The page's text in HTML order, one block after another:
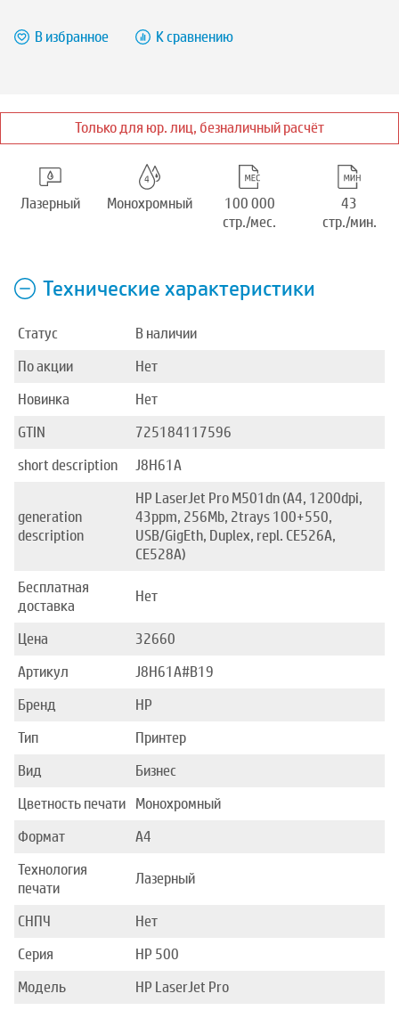
В избранное К сравнению
Только для юр. лиц, безналичный расчёт
Лазерный Монохромный
100 000
стр./мес.
43
стр./мин.
Технические характеристики
Статус
В наличии
По акции
Нет
Новинка
Нет
GTIN
725184117596
short description
J8H61A
generation
description
HP LaserJet Pro M501dn (A4, 1200dpi,
43ppm, 256Mb, 2trays 100+550,
USB/GigEth, Duplex, repl. CE526A,
CE528A)
Бесплатная
доставка
Нет
Цена
32660
Артикул
J8H61A#B19
Бренд
HP
Тип
Принтер
Вид
Бизнес
Цветность печати Монохромный
Формат
A4
Технология
печати
Лазерный
СНПЧ
Нет
Серия
HP 500
Модель
HP LaserJet Pro